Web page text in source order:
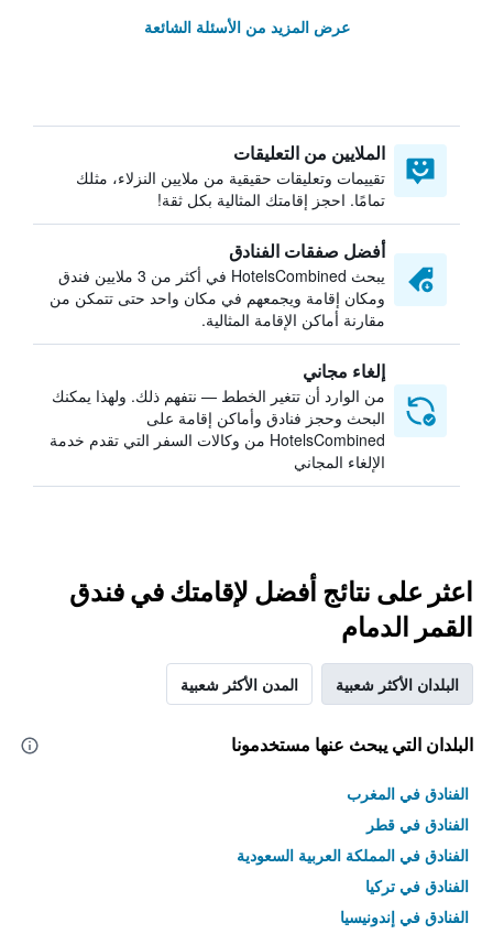
عرض المزيد من الأسئلة الشائعة
الملايين من التعليقات
تقييمات وتعليقات حقيقية من ملايين النزلاء، مثلك
تمامًا. احجز إقامتك المثالية بكل ثقة!
أفضل صفقات الفنادق
يبحث HotelsCombined في أكثر من 3 ملايين فندق
ومكان إقامة ويجمعهم في مكان واحد حتى تتمكن من
مقارنة أماكن الإقامة المثالية.
إلغاء مجاني
من الوارد أن تتغير الخطط — نتفهم ذلك. ولهذا يمكنك
البحث وحجز فنادق وأماكن إقامة على
HotelsCombined من وكالات السفر التي تقدم خدمة
الإلغاء المجاني
اعثر على نتائج أفضل لإقامتك في فندق
القمر الدمام
البلدان الأكثر شعبية المدن الأكثر شعبية
البلدان التي يبحث عنها مستخدمونا
الفنادق في المغرب
الفنادق في قطر
الفنادق في المملكة العربية السعودية
الفنادق في تركيا
الفنادق في إندونيسيا